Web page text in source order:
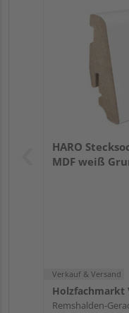
HARO
MDF weiß
Verkauf & Versand
Holzfachmarkt
Remshalden-